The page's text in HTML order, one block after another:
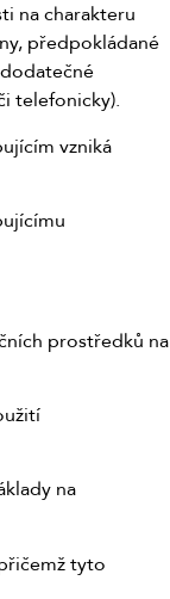
na charakteru
předpokládané
telefonicky).
vzniká
prostředků na
na
tyto